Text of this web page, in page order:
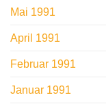
Mai 1991
April 1991
Februar 1991
Januar 1991